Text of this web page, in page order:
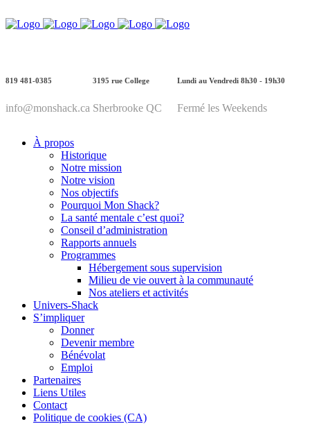
819 481-0385
info@monshack.ca
3195 rue College
Sherbrooke QC
Lundi au Vendredi 8h30 - 19h30
Fermé les Weekends
À propos
Historique
Notre mission
Notre vision
Nos objectifs
Pourquoi Mon Shack?
La santé mentale c’est quoi?
Conseil d’administration
Rapports annuels
Programmes
Hébergement sous supervision
Milieu de vie ouvert à la communauté
Nos ateliers et activités
Univers-Shack
S’impliquer
Donner
Devenir membre
Bénévolat
Emploi
Partenaires
Liens Utiles
Contact
Politique de cookies (CA)